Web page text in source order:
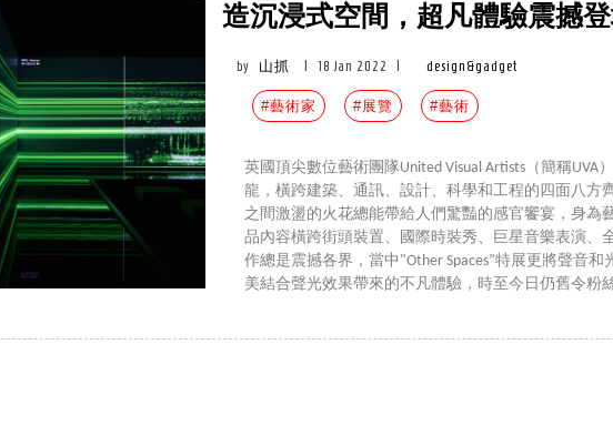
造沉浸式空間，超凡體驗震撼
by 山抓 18 Jan 2022 design&gadget
#藝術家 #展覽 #藝術
英國頂尖數位藝術團隊United Visual Artists（簡稱UVA
龍，橫跨建築、通訊、設計、科學和工程的四面八方
之間激盪的火花總能帶給人們驚豔的感官饗宴，身為
品內容橫跨街頭裝置、國際時裝秀、巨星音樂表演、
作總是震撼各界，當中"Other Spaces”特展更將聲音
美結合聲光效果帶來的不凡體驗，時至今日仍舊令粉